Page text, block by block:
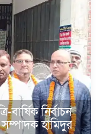
নির্বাচন
হামিদুর